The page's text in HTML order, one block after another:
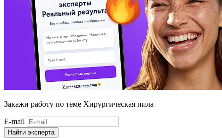
Закажи работу по теме Хирургическая пила
E-mail
Найти эксперта